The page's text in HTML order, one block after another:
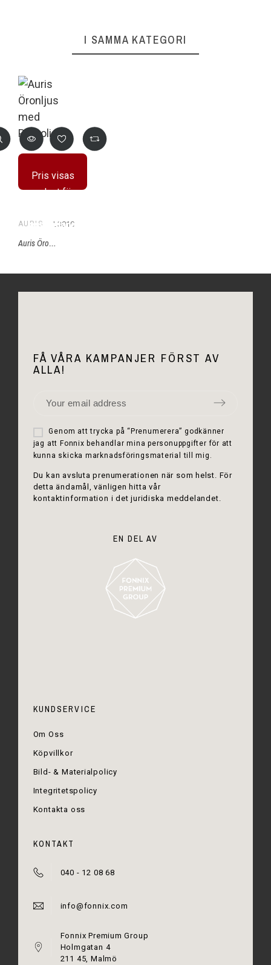
I SAMMA KATEGORI
Pris visas
endast för
användare
AURIS L3010
Auris Öronljus med Propolis 10st
FÅ VÅRA KAMPANJER FÖRST AV
ALLA!
Genom att trycka på “Prenumerera” godkänner
jag att Fonnix behandlar mina personuppgifter för att
kunna skicka marknadsföringsmaterial till mig.
Du kan avsluta prenumerationen när som helst. För
detta ändamål, vänligen hitta vår
kontaktinformation i det juridiska meddelandet.
EN DEL AV
KUNDSERVICE
Om Oss
Köpvillkor
Bild- & Materialpolicy
Integritetspolicy
Kontakta oss
KONTAKT
040 - 12 08 68
info@fonnix.com
Fonnix Premium Group
Holmgatan 4
211 45, Malmö